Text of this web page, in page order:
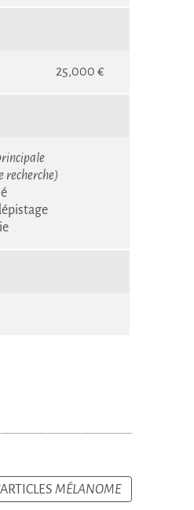
25,000 €
recherche)
MÉLANOME